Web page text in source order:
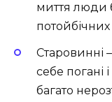
миття люди
Старовинні
себе погані
багато